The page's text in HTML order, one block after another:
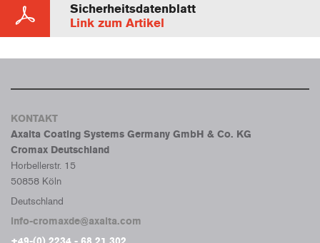
Sicherheitsdatenblatt
Link zum Artikel
KONTAKT
Axalta Coating Systems Germany GmbH & Co. KG
Cromax Deutschland
Horbellerstr. 15
50858 Köln
Deutschland
info-cromaxde@axalta.com